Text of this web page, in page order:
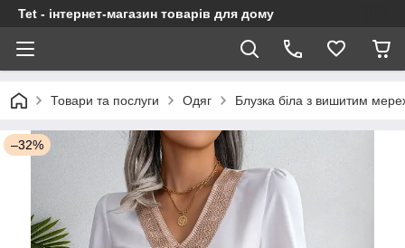
Tet - інтернет-магазин товарів для дому
Товари та послуги Одяг Блузка біла з вишитим
–32%